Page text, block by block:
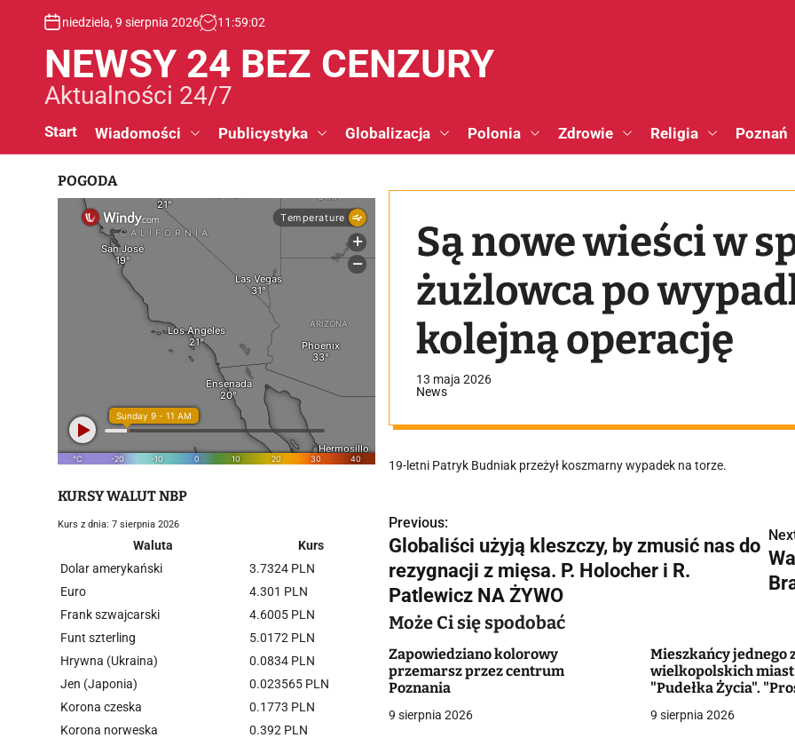
niedziela, 9 sierpnia 2026 11 :59:03
NEWSY 24 BEZ CENZURY
Aktualności 24/7
Start Wiadomości Publicystyka Globalizacja Polonia Zdrowie Religia Poznań
Są nowe wieści w
żużlowca po
kolejną operację
13 maja 2026
News
19-letni Patryk Budniak przeżył koszmarny wypadek na torze.
N
a
w
i
g
a
Previous:
Globaliści użyją kleszczy, by zmusić nas do
rezygnacji z mięsa. P. Holocher i R.
Patlewicz NA ŻYWO
Może Ci się spodobać
Zapowiedziano kolorowy
przemarsz przez centrum
Poznania
9 sierpnia 2026
Mieszkańcy jednego
wielkopolskich
"Pudełka Życia".
9 sierpnia 2026
POGODA
KURSY WALUT NBP
Kurs z dnia: 7 sierpnia 2026
Waluta
Kurs
Dolar amerykański
3.7324 PLN
Euro
4.301 PLN
Frank szwajcarski
4.6005 PLN
Funt szterling
5.0172 PLN
Hrywna (Ukraina)
0.0834 PLN
Jen (Japonia)
0.023565 PLN
Korona czeska
0.1773 PLN
Korona norweska
0.392 PLN